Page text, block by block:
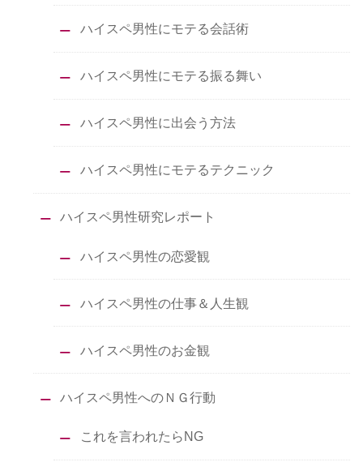
ハイスペ男性にモテる会話術
ハイスペ男性にモテる振る舞い
ハイスペ男性に出会う方法
ハイスペ男性にモテるテクニック
ハイスペ男性研究レポート
ハイスペ男性の恋愛観
ハイスペ男性の仕事＆人生観
ハイスペ男性のお金観
ハイスペ男性へのＮＧ行動
これを言われたらNG